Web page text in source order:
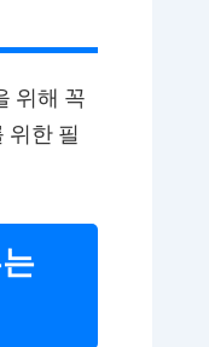
위해 꼭
위한 필